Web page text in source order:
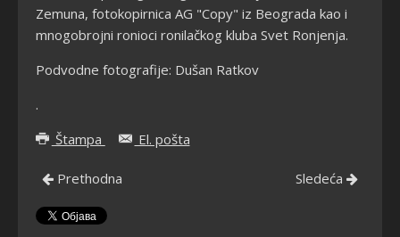
Zemuna, fotokopirnica AG "Copy" iz Beograda kao i
mnogobrojni ronioci ronilačkog kluba Svet Ronjenja.
Podvodne fotografije: Dušan Ratkov
.
Štampa
El. pošta
Prethodna Sledeća